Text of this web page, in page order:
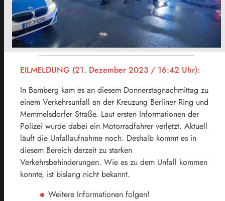
EILMELDUNG (21. Dezember 2023 / 16:42 Uhr):
In Bamberg kam es an diesem Donnerstagnachmittag zu
einem Verkehrsunfall an der Kreuzung Berliner Ring und
Memmelsdorfer Straße. Laut ersten Informationen der
Polizei wurde dabei ein Motorradfahrer verletzt. Aktuell
läuft die Unfallaufnahme noch. Deshalb kommt es in
diesem Bereich derzeit zu starken
Verkehrsbehinderungen. Wie es zu dem Unfall kommen
konnte, ist bislang nicht bekannt.
Weitere Informationen folgen!